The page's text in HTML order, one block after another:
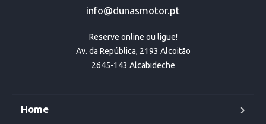
info@dunasmotor.pt
Reserve online ou ligue!
Av. da República, 2193 Alcoitão
2645-143 Alcabideche
Home